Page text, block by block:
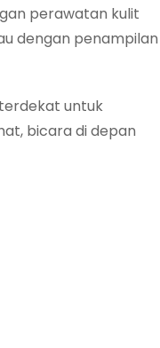
perawatan kulit
dengan penampilan
untuk
bicara di depan